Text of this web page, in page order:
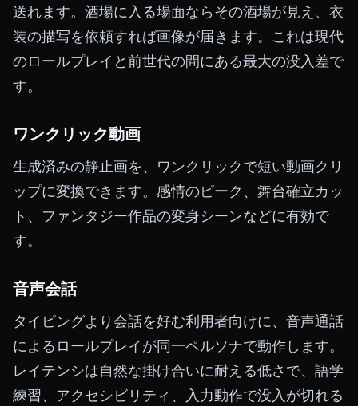
送れます。酒場に入る場面ならその酒場が見え、衣
装の描写を依頼すれば画像が届きます。これは現代
のロールプレイと前世代の間にある最大の没入差で
す。
ワンクリック動画
生成済みの静止画を、ワンクリックで短い動画クリ
ップに変換できます。感情のピーク、舞台確立カッ
ト、ファンタジー作品の変身シーンなどに有効で
す。
音声会話
タイピングより会話を好む利用者向けに、音声通話
によるロールプレイが同一ペルソナで動作します。
レイテンシは自然な掛け合いに耐える低さで、語学
練習、アクセシビリティ、入力動作で没入が切れる